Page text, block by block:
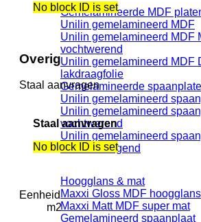
Gemelamineerde MDF
Unilin gemelamineerd MDF
Unilin gemelamineerd MDF
vochtwerend
Unilin gemelamineerd MDF
lakdraagfolie
Gemelamineerde
Unilin gemelamineerd
Unilin gemelamineerd
vochtwerend
Unilin gemelamineerd
brandvertragend
Hoogglans & mat
Maxxi Gloss MDF hoogglans
Maxxi Matt MDF super mat
Gemelamineerd spaanplaat
No block ID is set
Overig
Staal aanvragen
Staal aanvragen
No block ID is set
Eenheid
m2